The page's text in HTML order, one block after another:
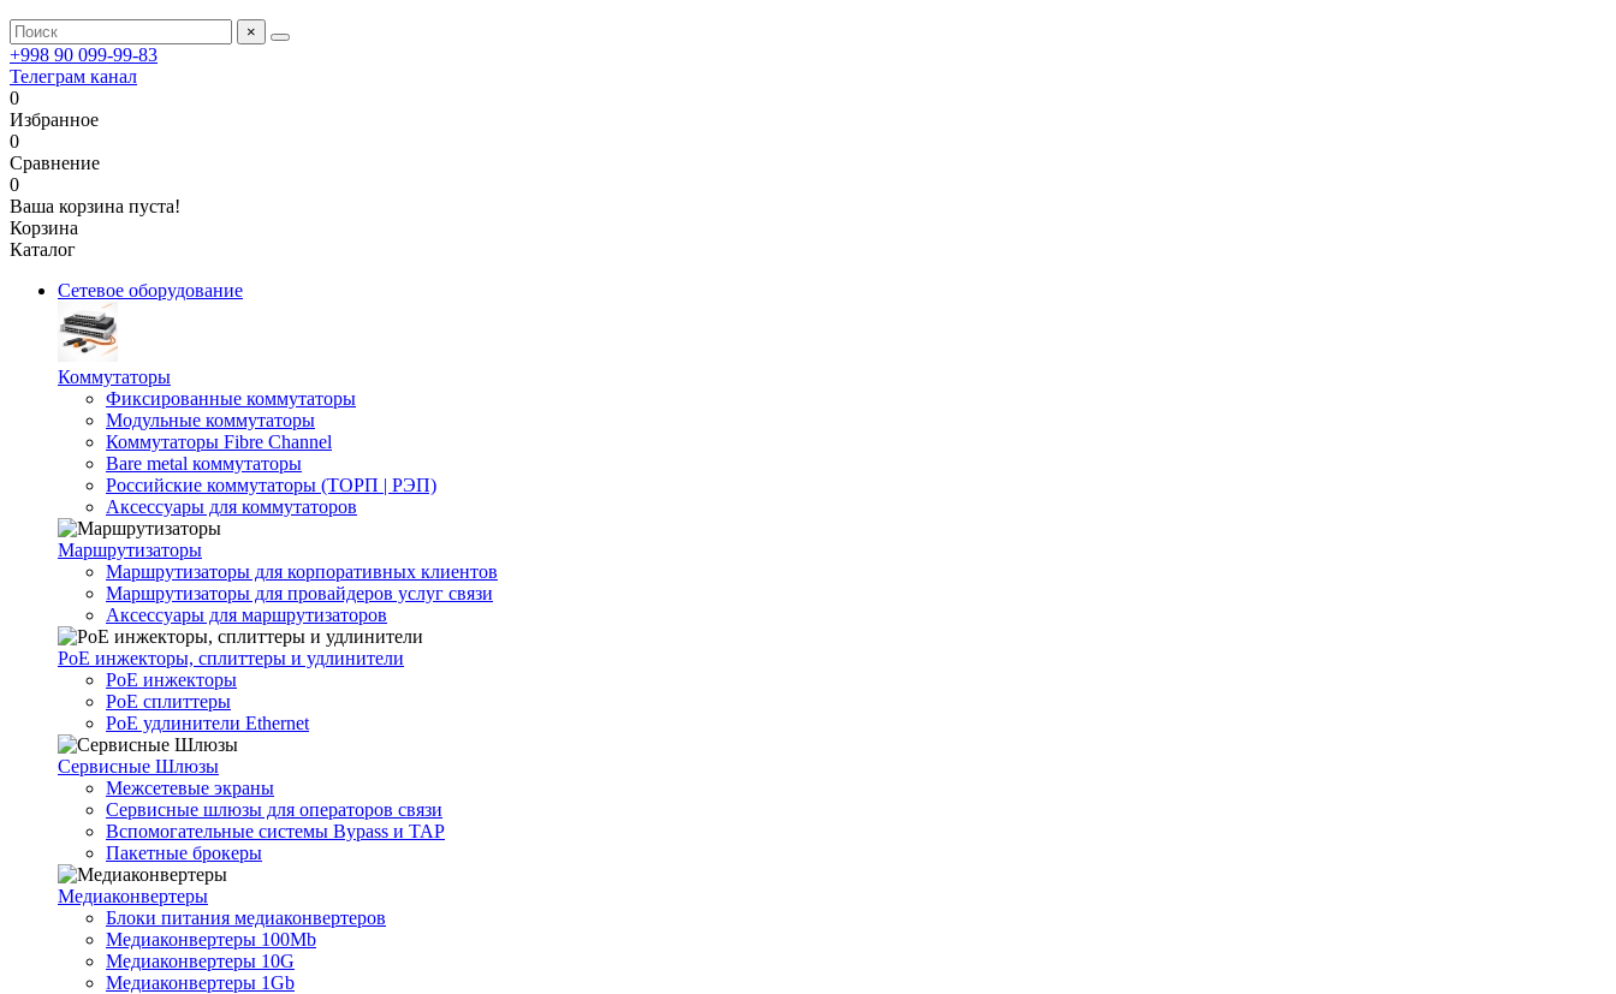
×
+998 90 099-99-83
Телеграм канал
0
Избранное
0
Сравнение
0
Ваша корзина пуста!
Корзина
Каталог
Сетевое оборудование
Коммутаторы
Фиксированные коммутаторы
Модульные коммутаторы
Коммутаторы Fibre Channel
Bare metal коммутаторы
Российские коммутаторы (ТОРП | РЭП)
Аксессуары для коммутаторов
Маршрутизаторы
Маршрутизаторы для корпоративных клиентов
Маршрутизаторы для провайдеров услуг связи
Аксессуары для маршрутизаторов
PoE инжекторы, сплиттеры и удлинители
PoE инжекторы
PoE сплиттеры
PoE удлинители Ethernet
Сервисные Шлюзы
Межсетевые экраны
Сервисные шлюзы для операторов связи
Вспомогательные системы Bypass и TAP
Пакетные брокеры
Медиаконвертеры
Блоки питания медиаконвертеров
Медиаконвертеры 100Mb
Медиаконвертеры 10G
Медиаконвертеры 1Gb